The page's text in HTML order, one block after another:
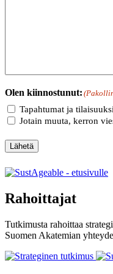
Olen kiinnostunut:
Tapahtumat ja
Jotain muuta, kerron
Lähetä
Rahoittajat
Tutkimusta rahoittaa
Suomen Akatemian